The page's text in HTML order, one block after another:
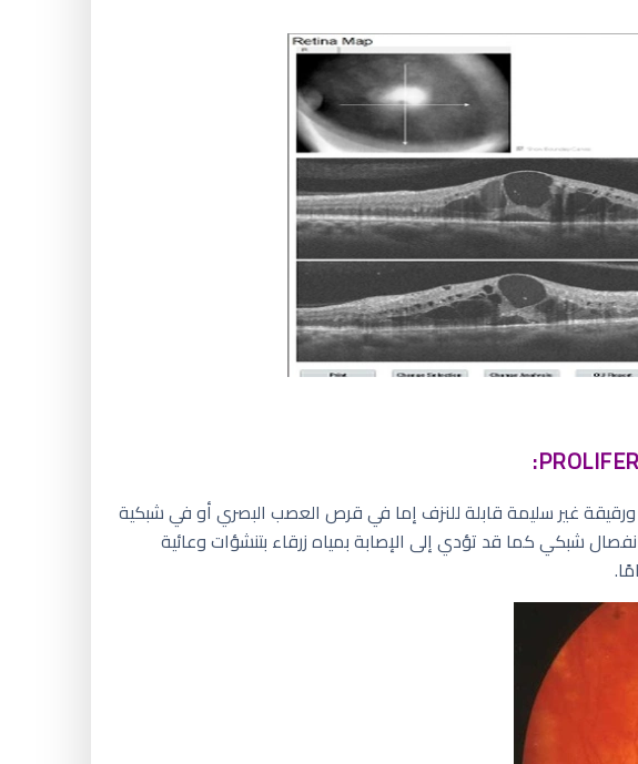
غير سليمة قابلة للنزف إما في قرص العصب البصري أو في شبكية
شبكي كما قد تؤدي إلى الإصابة بمياه زرقاء بتنشؤات وعائية